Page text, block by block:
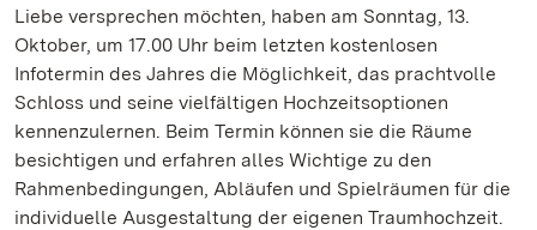
Liebe versprechen möchten, haben am Sonntag, 13.
Oktober, um 17.00 Uhr beim letzten kostenlosen
Infotermin des Jahres die Möglichkeit, das prachtvolle
Schloss und seine vielfältigen Hochzeitsoptionen
kennenzulernen. Beim Termin können sie die Räume
besichtigen und erfahren alles Wichtige zu den
Rahmenbedingungen, Abläufen und Spielräumen für die
individuelle Ausgestaltung der eigenen Traumhochzeit.